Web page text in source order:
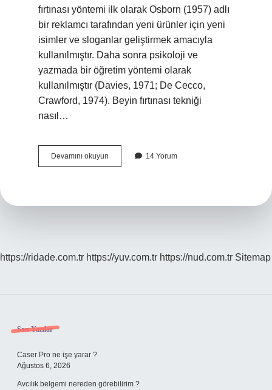
fırtınası yöntemi ilk olarak Osborn (1957) adlı
bir reklamcı tarafından yeni ürünler için yeni
isimler ve sloganlar geliştirmek amacıyla
kullanılmıştır. Daha sonra psikoloji ve
yazmada bir öğretim yöntemi olarak
kullanılmıştır (Davies, 1971; De Cecco,
Crawford, 1974). Beyin fırtınası tekniği
nasıl…
Devamını okuyun
Fırtınası
14 Yorum
https://ridade.com.tr https://yuv.com.tr https://nud.com.tr Sitemap
Sidebar
Son Yazılar
Caser Pro ne işe yarar ?
Ağustos 6, 2026
Avcılık belgemi nereden görebilirim ?